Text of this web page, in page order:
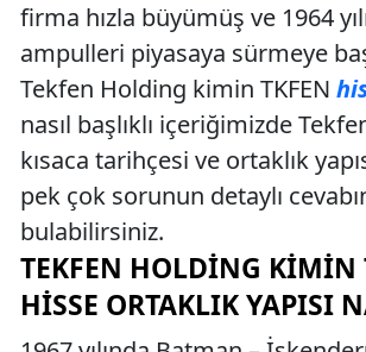
firma hızla büyümüş ve 1964
ampulleri piyasaya sürmeye
Tekfen Holding kimin TKFEN
nasıl başlıklı içeriğimizde
kısaca tarihçesi ve ortaklık
pek çok sorunun detaylı
bulabilirsiniz.
TEKFEN HOLDING KIMIN
HISSE ORTAKLIK YAPISI